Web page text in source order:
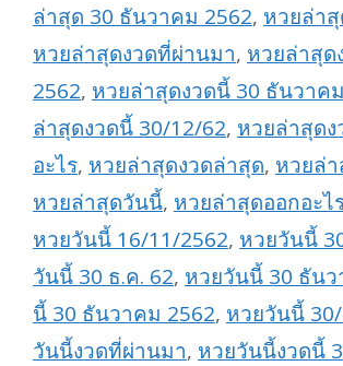
ล่าสุด 30 ธันวาคม 2562, หวยล่า
หวยล่าสุดงวดที่ผ่านมา, หวยล่าสุด
2562, หวยล่าสุดงวดนี้ 30 ธันวาค
ล่าสุดงวดนี้ 30/12/62, หวยล่าสุด
อะไร, หวยล่าสุดงวดล่าสุด, หวยล่
หวยล่าสุดวันนี้, หวยล่าสุดออกอะไ
หวยวันนี้ 16/11/2562, หวยวันนี้
วันนี้ 30 ธ.ค. 62, หวยวันนี้ 30 ธัน
นี้ 30 ธันวาคม 2562, หวยวันนี้
วันนี้งวดที่ผ่านมา, หวยวันนี้งวดนี้